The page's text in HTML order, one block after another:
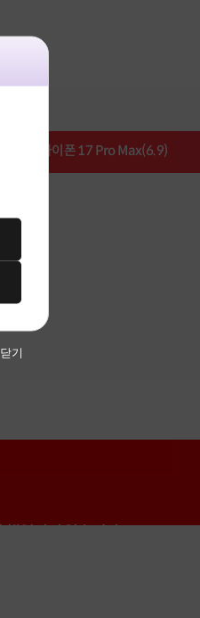
닫기
아이폰 17 Pro Max(6.9)